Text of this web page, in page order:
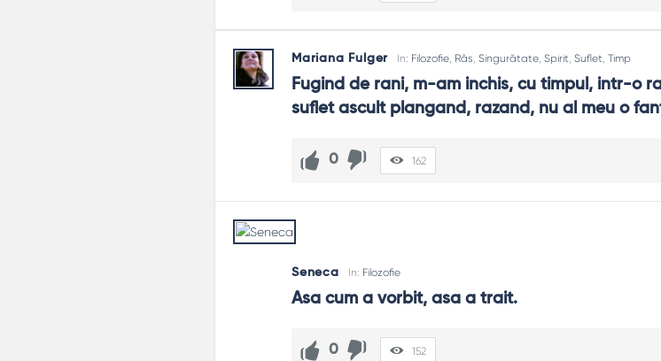
Mariana Fulger In: Filozofie Râs ,Singurătate ,Spirit ,Suflet ,Timp
Fugind de rani, m-am inchis, cu timpul, intr-o
suflet ascult plangand, razand, nu al meu o
0 162
Seneca In: Filozofie
Asa cum a vorbit, asa a trait.
0 152